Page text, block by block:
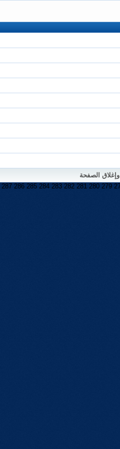
الصفحة
279
280
281
282
283
284
285
286
287